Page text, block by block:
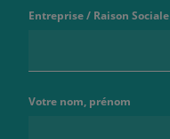
Entreprise / Raison Sociale
Votre nom, prénom